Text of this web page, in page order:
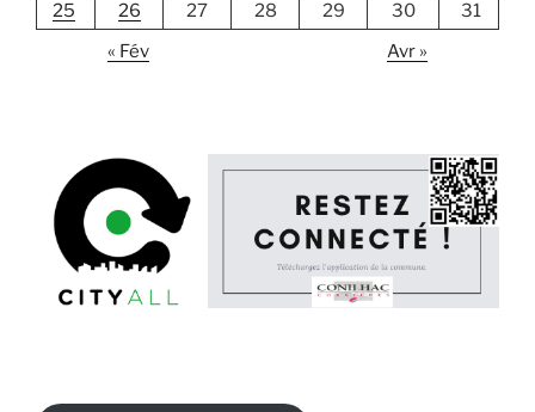
25
26 27 28 29 30
31
« Fév
Avr »